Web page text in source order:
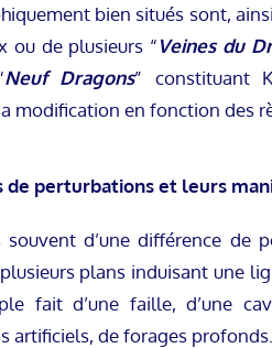
bien situés sont,
ou de plusieurs “Veines du
Neuf Dragons” constituant
modification en fonction des
de perturbations et leurs
d’une différence de
plans induisant une
fait d’une faille, d’une
artificiels, de forages profonds.